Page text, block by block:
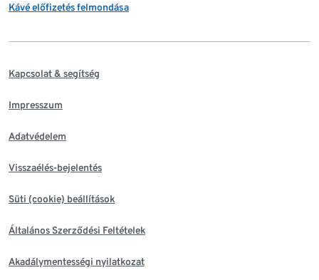
Kávé előfizetés felmondása
Kapcsolat & segítség
Impresszum
Adatvédelem
Visszaélés-bejelentés
Süti (cookie) beállítások
Általános Szerződési Feltételek
Akadálymentességi nyilatkozat